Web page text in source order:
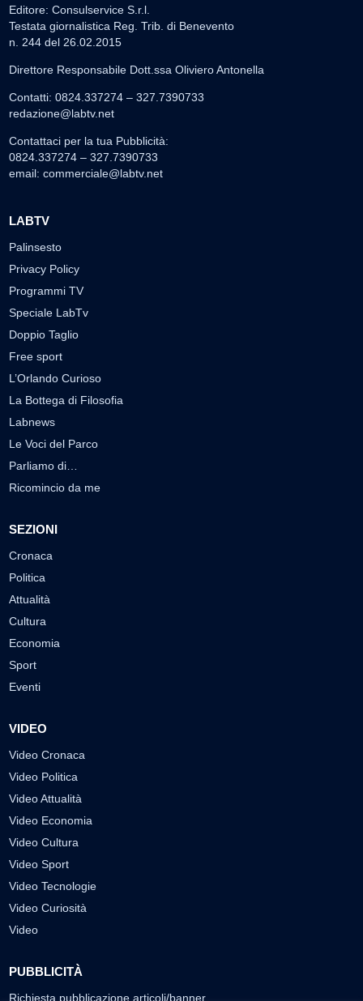
Editore: Consulservice S.r.l.
Testata giornalistica Reg. Trib. di Benevento
n. 244 del 26.02.2015
Direttore Responsabile Dott.ssa Oliviero Antonella
Contatti: 0824.337274 – 327.7390733
redazione@labtv.net
Contattaci per la tua Pubblicità:
0824.337274 – 327.7390733
email: commerciale@labtv.net
LABTV
Palinsesto
Privacy Policy
Programmi TV
Speciale LabTv
Doppio Taglio
Free sport
L’Orlando Curioso
La Bottega di Filosofia
Labnews
Le Voci del Parco
Parliamo di…
Ricomincio da me
SEZIONI
Cronaca
Politica
Attualità
Cultura
Economia
Sport
Eventi
VIDEO
Video Cronaca
Video Politica
Video Attualità
Video Economia
Video Cultura
Video Sport
Video Tecnologie
Video Curiosità
Video
PUBBLICITÀ
Richiesta pubblicazione articoli/banner